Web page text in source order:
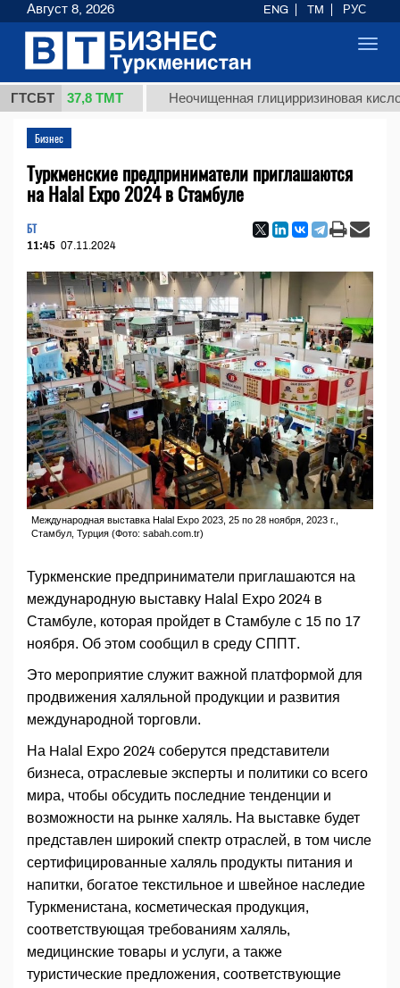
ГТСБТ
37,8 ТМТ Неочищенная глицирризиновая кислота
Бизнес
Туркменские предприниматели приглашаются
на Halal Expo 2024 в Стамбуле
БТ
11:45 07.11.2024
Международная выставка Halal Expo 2023, 25 по 28 ноября, 2023 г.,
Стамбул, Турция (Фото: sabah.com.tr)
Туркменские предприниматели приглашаются на
международную выставку Halal Expo 2024 в
Стамбуле, которая пройдет в Стамбуле с 15 по 17
ноября. Об этом сообщил в среду СППТ.
Это мероприятие служит важной платформой для
продвижения халяльной продукции и развития
международной торговли.
На Halal Expo 2024 соберутся представители
бизнеса, отраслевые эксперты и политики со всего
мира, чтобы обсудить последние тенденции и
возможности на рынке халяль. На выставке будет
представлен широкий спектр отраслей, в том числе
сертифицированные халяль продукты питания и
напитки, богатое текстильное и швейное наследие
Туркменистана, косметическая продукция,
соответствующая требованиям халяль,
медицинские товары и услуги, а также
туристические предложения, соответствующие
Август 8, 2026 ENG TM РУС